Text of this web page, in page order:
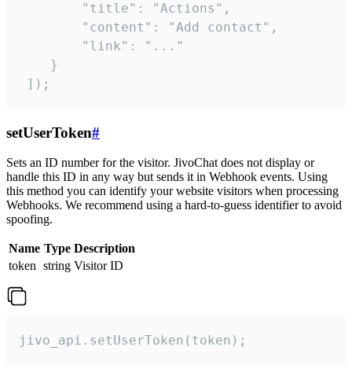
        "title": "Actions",
        "content": "Add contact",
        "link": "..."
    }
]);
setUserToken#
Sets an ID number for the visitor. JivoChat does not display or
handle this ID in any way but sends it in Webhook events. Using
this method you can identify your website visitors when processing
Webhooks. We recommend using a hard-to-guess identifier to avoid
spoofing.
Name Type Description
token string Visitor ID
jivo_api.setUserToken(token);